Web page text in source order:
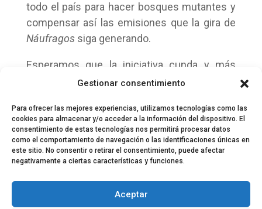
Gestionar consentimiento
Para ofrecer las mejores experiencias, utilizamos tecnologías como las
cookies para almacenar y/o acceder a la información del dispositivo. El
consentimiento de estas tecnologías nos permitirá procesar datos
como el comportamiento de navegación o las identificaciones únicas en
este sitio. No consentir o retirar el consentimiento, puede afectar
negativamente a ciertas características y funciones.
Aceptar
todo el país para hacer bosques mutantes y
compensar así las emisiones que la gira de
Náufragossiga generando.
Esperamos que la iniciativa cunda y más
bandas y festivales se apunten a actuar con
Equipo EPDLT Contacto